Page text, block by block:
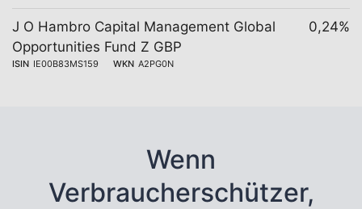
J O Hambro Capital Management Global
Opportunities Fund Z GBP
ISIN IE00B83MS159 WKN A2PG0N
0,24%
Wenn
Verbraucherschützer,